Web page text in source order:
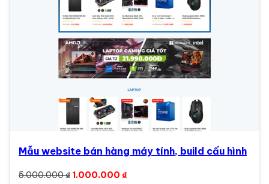
Mẫu website bán hàng máy tính, build cấu hình
5.000.000₫ Giá gốc là: 5.000.000 ₫.
1.000.000 ₫Giá hiện tại là: 1.000.000 ₫.